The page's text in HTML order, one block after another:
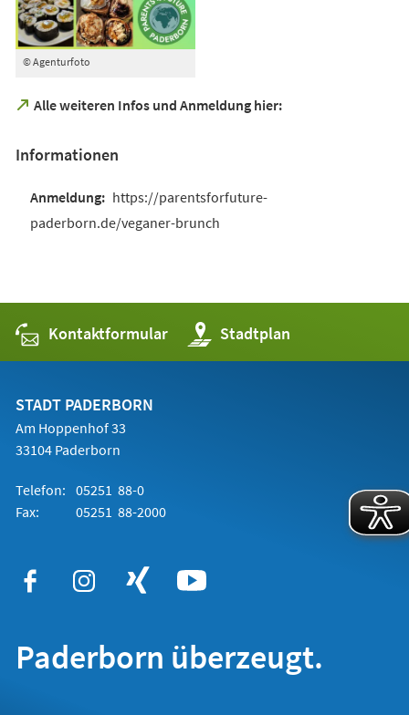
© Agenturfoto
Alle weiteren Infos und Anmeldung hier:
(Öffnet
neuen
Informationen
https://parentsforfuture-
paderborn.de/veganer-brunch
Kontaktformular Stadtplan
(Öffnet
in
einem
STADT PADERBORN
Am Hoppenhof 33
33104 Paderborn
Telefon: 05251 88-0
Fax:
05251 88-2000
Paderborn überzeugt.